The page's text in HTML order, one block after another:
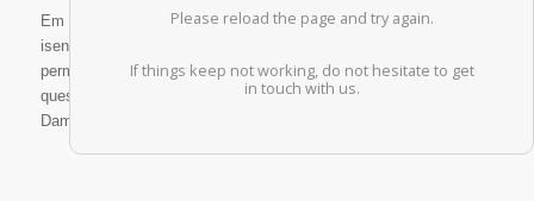
Em caso de dúvidas sobre o procedimento para a obtenção de
isenção do ITR em áreas tidas como de preservação
permanente, bem como quaisquer outras relacionadas a
questões ambientais, minerárias e fundiárias, o escritório
Dammski & Machado encontra-se à disposição.